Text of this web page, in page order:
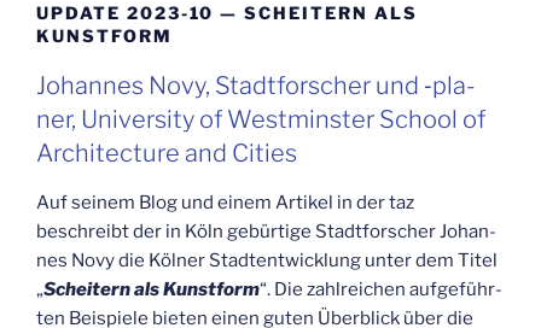
UPDATE 2023-10 — SCHEI­TERN ALS
KUNSTFORM
Johan­nes Novy, Stadt­for­scher und ‑pla­
ner, Uni­ver­si­ty of West­mins­ter School of
Archi­tec­tu­re and Cities
Auf sei­nem Blog und einem Arti­kel in der taz
beschreibt der in Köln gebür­ti­ge Stadt­for­scher Johan­
nes Novy die Köl­ner Stadt­ent­wick­lung unter dem Titel
„Schei­tern als Kunst­form“. Die zahl­rei­chen auf­ge­führ­
ten Bei­spie­le bie­ten einen guten Über­blick über die